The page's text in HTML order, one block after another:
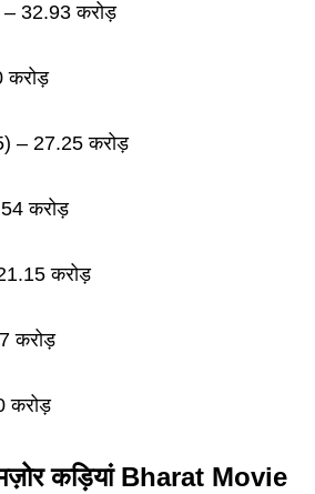
– 32.93 करोड़
करोड़
– 27.25 करोड़
करोड़
करोड़
करोड़
करोड़
कड़ियां Bharat Movie